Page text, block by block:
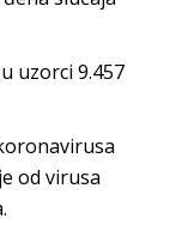
uzorci 9.457
od virusa